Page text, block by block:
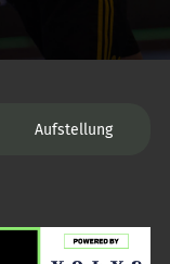
Aufstellung